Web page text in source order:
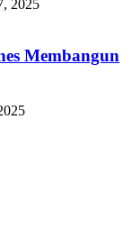
2025
Membangun